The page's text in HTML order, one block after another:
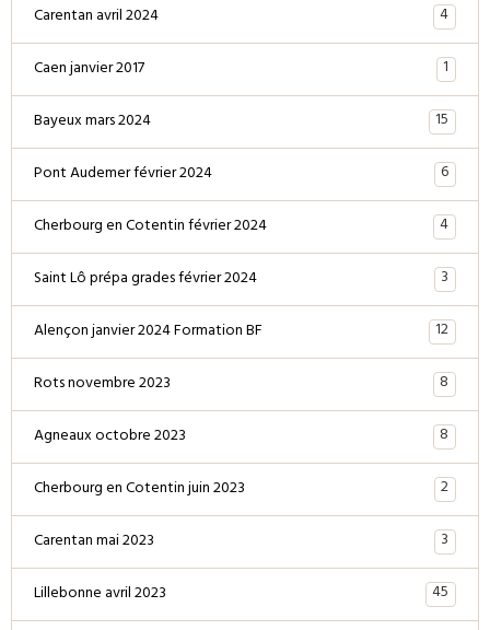
Carentan avril 2024
4
Caen janvier 2017
1
Bayeux mars 2024
15
Pont Audemer février 2024
6
Cherbourg en Cotentin février 2024
4
Saint Lô prépa grades février 2024
3
Alençon janvier 2024 Formation BF
12
Rots novembre 2023
8
Agneaux octobre 2023
8
Cherbourg en Cotentin juin 2023
2
Carentan mai 2023
3
Lillebonne avril 2023
45